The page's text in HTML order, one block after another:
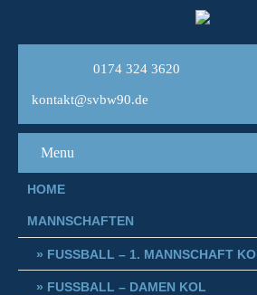
0174 324 3620
kontakt@svbw90.de
Menu
HOME
MANNSCHAFTEN
FUSSBALL – 1. MANNSCHAFT KOL
FUSSBALL – DAMEN KOL